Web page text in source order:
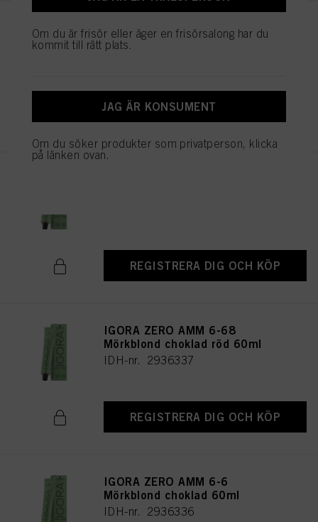
IGORA ZERO AMM 6-99
Mörkblond violett extra 60ml
REGISTRERA DIG OCH KÖP
REGISTRERA DIG OCH KÖP
IGORA ZERO AMM 6-68
Mörkblond choklad röd 60ml
IDH-nr. 2936337
REGISTRERA DIG OCH KÖP
IGORA ZERO AMM 6-6
Mörkblond choklad 60ml
IDH-nr. 2936336
Om du är frisör eller äger en frisörsalong har du
kommit till rätt plats.
JAG ÄR KONSUMENT
Om du söker produkter som privatperson, klicka
på länken ovan.